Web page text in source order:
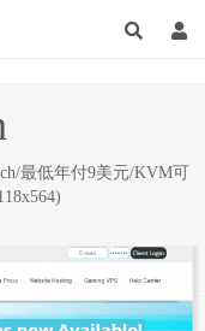
最低年付9美元/KVM可